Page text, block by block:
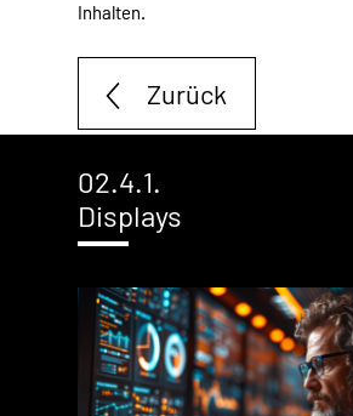
Inhalten.
Zurück
02.4.1.
Displays